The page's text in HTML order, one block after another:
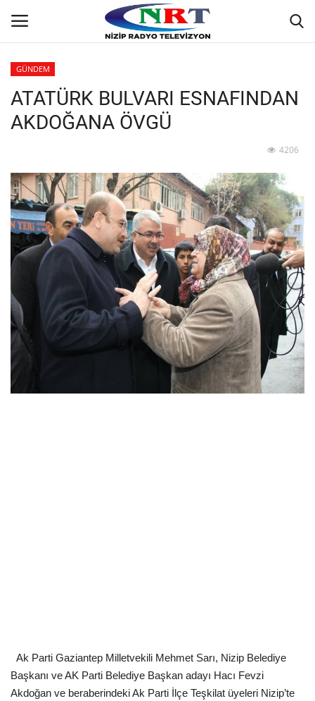
Ana
GÜNDEM
Siyaset
Ekonomi
Spor
EĞİTİM
Resmiilan
GÜNDEM
ATATÜRK BULVARI ESNAFINDAN
AKDOĞANA ÖVGÜ
4206
Ak Parti Gaziantep Milletvekili Mehmet Sarı, Nizip Belediye
Başkanı ve AK Parti Belediye Başkan adayı Hacı Fevzi
Akdoğan ve beraberindeki Ak Parti İlçe Teşkilat üyeleri Nizip’te